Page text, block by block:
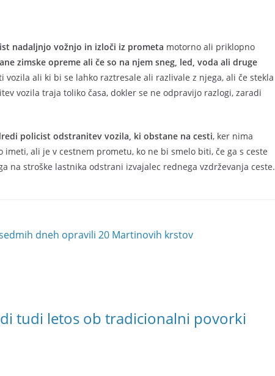
nadaljnjo vožnjo in izloči iz prometa motorno ali priklopno
zimske opreme ali če so na njem sneg, led, voda ali druge
vozila ali ki bi se lahko raztresale ali razlivale z njega, ali če stekla
vozila traja toliko časa, dokler se ne odpravijo razlogi, zaradi
policist odstranitev vozila, ki obstane na cesti, ker nima
ali je v cestnem prometu, ko ne bi smelo biti, če ga s ceste
na stroške lastnika odstrani izvajalec rednega vzdrževanja ceste.
dneh opravili 20 Martinovih krstov
tudi letos ob tradicionalni povorki